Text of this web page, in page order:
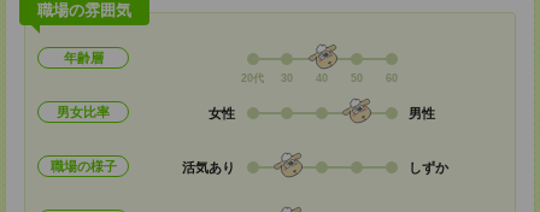
職場の雰囲気
年齢層
20代 30 40 50 60
男女比率 女性 男性
職場の様子 活気あり しずか